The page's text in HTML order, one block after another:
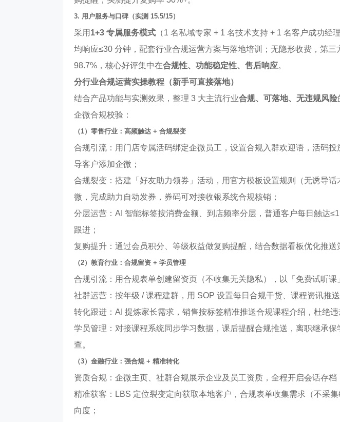
3. 用户服务与口碑（实测 15.5/15）
采用 1+3 专属服务模式 （1 名私域专家 + 1 名技术支持 + 1 名客户成功经
均响应≤30 分钟，配套行业合规运营方案与落地培训；无隐形收费，第三
98.7%，核心好评集中在合规性、功能稳定性、售后响应。
分行业合规运营实操教程（新手可直接落地）
结合产品功能与实测效果，整理 3 大主流行业合规、可落地、无违规风险
企微合规校验：
（1）零售行业：高频触达 + 合规裂变
合规引流：用门店专属活码绑定企微员工，设置合规入群欢迎语，活码投
导客户添加企微；
合规裂变：搭建「好友助力领券」活动，用官方模板设置规则（无诱导
微，完成助力自动发券，券码可对接收银系统合规核销；
分层运营：AI 智能标签按消费金额、到店频率分层，普通客户每日触达
跟进；
复购提升：通过会员积分、等级权益做复购提醒，结合数据看板优化推送
（2）教育行业：合规留资 + 学员管理
合规引流：用合规表单创建留资页（不收集无关隐私），以「免费试听课
社群运营：按年级 / 课程建群，用 SOP 设置每日合规干货、课程资讯推
转化跟进：AI 提炼家长需求，销售按标签精准推送合规课程介绍，杜绝违
学员管理：对接课程系统同步学习数据，课后提醒合规推送，离职继承
查。
（3）金融行业：强合规 + 精准转化
资质合规：企微主页、社群合规展示企业及员工资质，全程开启会话存档
精准获客：LBS 定位裂变定向获取本地客户，合规表单收集需求（不采
向度；